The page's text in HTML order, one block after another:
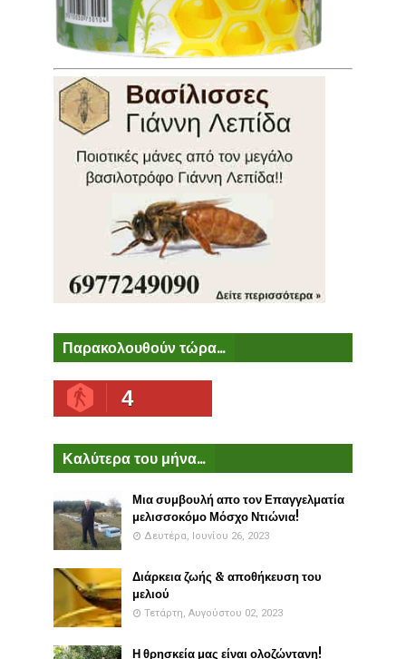
Παρακολουθούν τώρα...
4
Καλύτερα του μήνα...
Μια συμβουλή απο τον Επαγγελματία
μελισσοκόμο Μόσχο Ντιώνια!
Δευτέρα, Ιουνίου 26, 2023
Διάρκεια ζωής & αποθήκευση του
μελιού
Τετάρτη, Αυγούστου 02, 2023
Η θρησκεία μας είναι ολοζώντανη!